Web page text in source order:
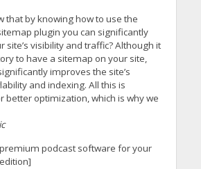
that by knowing how to use the
plugin you can significantly
site’s visibility and traffic? Although it
to have a sitemap on your site,
improves the site’s
and indexing. All this is
better optimization, which is why we
podcast software for your